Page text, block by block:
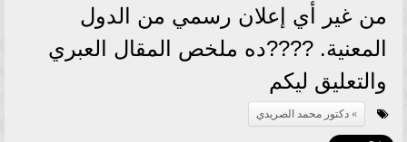
من غير أي إعلان رسمي من الدول
المعنية. ????ده ملخص المقال العبري
والتعليق ليكم
دكتور محمد الصريدي